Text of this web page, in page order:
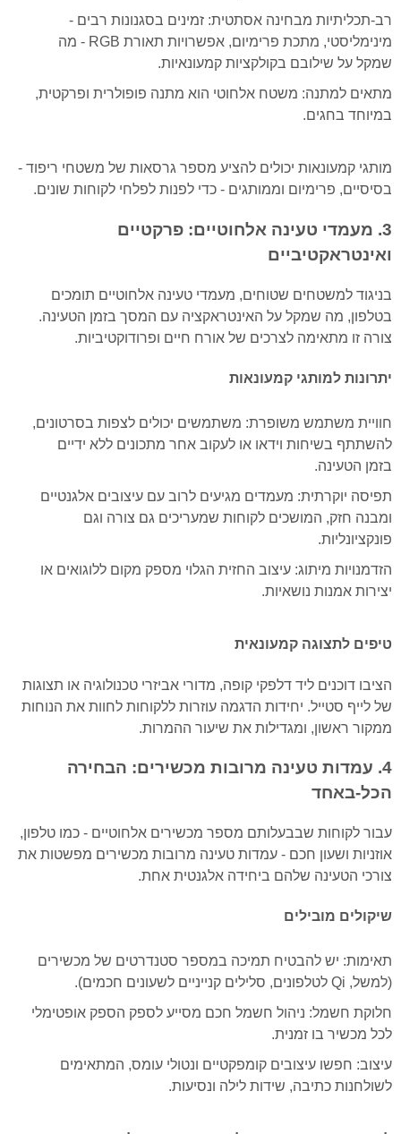
רב-תכליתיות מבחינה אסתטית: זמינים בסגנונות רבים -
מינימליסטי, מתכת פרימיום, אפשרויות תאורת RGB - מה
שמקל על שילובם בקולקציות קמעונאיות.
מתאים למתנה: משטח אלחוטי הוא מתנה פופולרית ופרקטית,
במיוחד בחגים.
מותגי קמעונאות יכולים להציע מספר גרסאות של משטחי ריפוד -
בסיסיים, פרימיום וממותגים - כדי לפנות לפלחי לקוחות שונים.
3. מעמדי טעינה אלחוטיים: פרקטיים
ואינטראקטיביים
בניגוד למשטחים שטוחים, מעמדי טעינה אלחוטיים תומכים
בטלפון, מה שמקל על האינטראקציה עם המסך בזמן הטעינה.
צורה זו מתאימה לצרכים של אורח חיים ופרודוקטיביות.
יתרונות למותגי קמעונאות
חוויית משתמש משופרת: משתמשים יכולים לצפות בסרטונים,
להשתתף בשיחות וידאו או לעקוב אחר מתכונים ללא ידיים
בזמן הטעינה.
תפיסה יוקרתית: מעמדים מגיעים לרוב עם עיצובים אלגנטיים
ומבנה חזק, המושכים לקוחות שמעריכים גם צורה וגם
פונקציונליות.
הזדמנויות מיתוג: עיצוב החזית הגלוי מספק מקום ללוגואים או
יצירות אמנות נושאיות.
טיפים לתצוגה קמעונאית
הציבו דוכנים ליד דלפקי קופה, מדורי אביזרי טכנולוגיה או תצוגות
של לייף סטייל. יחידות הדגמה עוזרות ללקוחות לחוות את הנוחות
ממקור ראשון, ומגדילות את שיעור ההמרות.
4. עמדות טעינה מרובות מכשירים: הבחירה
הכל-באחד
עבור לקוחות שבבעלותם מספר מכשירים אלחוטיים - כמו טלפון,
אוזניות ושעון חכם - עמדות טעינה מרובות מכשירים מפשטות את
צורכי הטעינה שלהם ביחידה אלגנטית אחת.
שיקולים מובילים
תאימות: יש להבטיח תמיכה במספר סטנדרטים של מכשירים
(למשל, Qi לטלפונים, סלילים קנייניים לשעונים חכמים).
חלוקת חשמל: ניהול חשמל חכם מסייע לספק הספק אופטימלי
לכל מכשיר בו זמנית.
עיצוב: חפשו עיצובים קומפקטיים ונטולי עומס, המתאימים
לשולחנות כתיבה, שידות לילה ונסיעות.